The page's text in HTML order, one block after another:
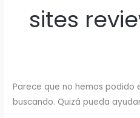
sites
Parece que no hemos podido
buscando. Quizá pueda